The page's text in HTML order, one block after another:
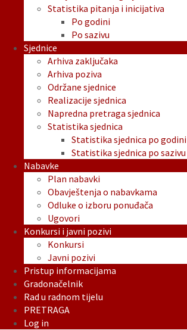
Statistika pitanja i inicijativa
Po godini
Po sazivu
Sjednice
Arhiva zaključaka
Arhiva poziva
Održane sjednice
Realizacije sjednica
Napredna pretraga sjednica
Statistika sjednica
Statistika sjednica po godini
Statistika sjednica po sazivu
Nabavke
Plan nabavki
Obavještenja o nabavkama
Odluke o izboru ponuđača
Ugovori
Konkursi i javni pozivi
Konkursi
Javni pozivi
Pristup informacijama
Gradonačelnik
Rad u radnom tijelu
PRETRAGA
Log in